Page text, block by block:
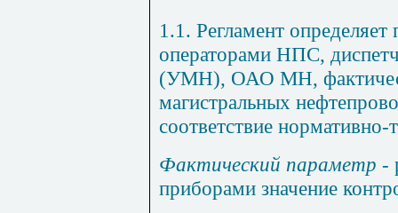
1 .1. Регламент
операторами НПС,
(УМН), ОАО МН,
магистральных
соответствие
Фактический параметр -
приборами значение